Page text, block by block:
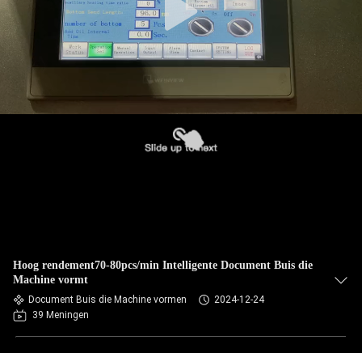
Hoog rendement70-80pcs/min Intelligente Document Buis die
Machine vormt
Document Buis die Machine vormen
2024-12-24
39 Meningen